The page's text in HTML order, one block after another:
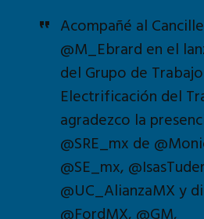
Acompañé al
@M_Ebrard en el
del Grupo de
Electrificación del
agradezco la
@SRE_mx de
@SE_mx, @IsasTuder
@UC_AlianzaMX y
@FordMX, @GM,